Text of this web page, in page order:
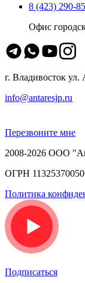
8 (423) 290-
Офис
г. Владивосток
info@antaresjp.ru
Перезвоните мне
2008-2026 ООО
ОГРН
Политика
Подписаться